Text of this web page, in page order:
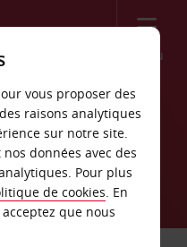
Menu
vous proposer des
raisons analytiques
sur notre site.
données avec des
Pour plus
de cookies. En
acceptez que nous